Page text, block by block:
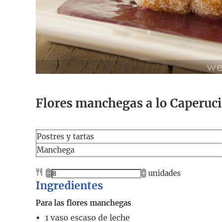
Flores manchegas a lo
Postres y tartas
Manchega
– + unidades
Ingredientes
Para las flores manchegas
1 vaso escaso de leche